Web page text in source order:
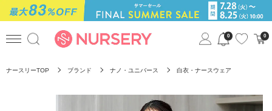
0 0
ナースリーTOP ブランド ナノ・ユニバース 白衣・ナースウェア